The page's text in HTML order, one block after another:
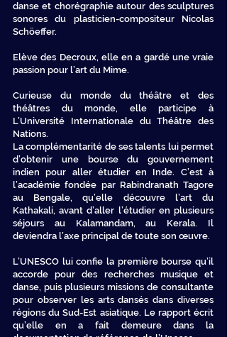
danse et chorégraphie autour des sculptures
sonores du plasticien-compositeur Nicolas
Schöeffer.
Elève des Decroux, elle en a gardé une vraie
passion pour l’art du Mime.
Curieuse du monde du théâtre et des
théâtres du monde, elle participe à
L’Université Internationale du Théâtre des
Nations.
La complémentarité de ses talents lui permet
d’obtenir une bourse du gouvernement
indien pour aller étudier en Inde. C’est à
l’académie fondée par Rabindranath Tagore
au Bengale, qu’elle découvre l’art du
Kathakali, avant d’aller l’étudier en plusieurs
séjours au Kalamandam, au Kerala. Il
deviendra l’axe principal de toute son œuvre.
L’UNESCO lui confie la première bourse qu’il
accorde pour des recherches musique et
danse, puis plusieurs missions de consultante
pour observer les arts dansés dans diverses
régions du Sud-Est asiatique. Le rapport écrit
qu’elle en a fait demeure dans la